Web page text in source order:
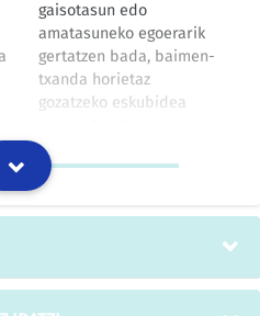
gaisotasun edo
amatasuneko egoerarik
gertatzen bada, baimen-
txanda horietaz
gozatzeko eskubidea
bakoitzaren zerbitzu
zuzendaritzarekin jarri
behar da ados egunok
hartzeko.
memoria